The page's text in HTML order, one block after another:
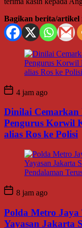
Bagikan berita/artikel
4 jam ago
Dinilai Cemarkan
Pengurus Korwil
alias Ros ke Polisi
8 jam ago
Polda Metro Jaya
Yayasan Jakarta